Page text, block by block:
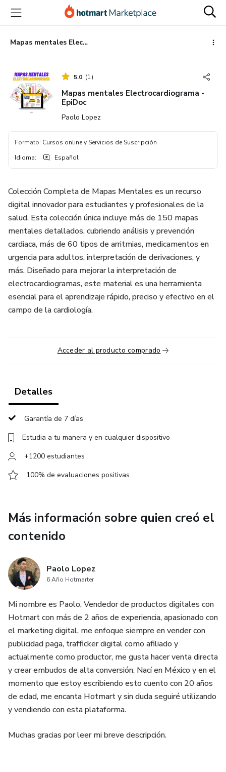
principal
página
de
página
Mapas mentales Electrocardiograma - EpiDoc
5.0 (1)
Mapas mentales Electrocardiograma -
EpiDoc
Paolo Lopez
Formato: Cursos online y Servicios de Suscripción
Idioma: Español
Colección Completa de Mapas Mentales es un recurso
digital innovador para estudiantes y profesionales de la
salud. Esta colección única incluye más de 150 mapas
mentales detallados, cubriendo análisis y prevención
cardiaca, más de 60 tipos de arritmias, medicamentos en
urgencia para adultos, interpretación de derivaciones, y
más. Diseñado para mejorar la interpretación de
electrocardiogramas, este material es una herramienta
esencial para el aprendizaje rápido, preciso y efectivo en el
campo de la cardiología.
Acceder al producto comprado
Detalles
Garantía de 7 días
Estudia a tu manera y en cualquier dispositivo
+1200 estudiantes
100% de evaluaciones positivas
Más información sobre quien creó el
contenido
Paolo Lopez
6 Año Hotmarter
Mi nombre es Paolo, Vendedor de productos digitales con
Hotmart con más de 2 años de experiencia, apasionado con
el marketing digital, me enfoque siempre en vender con
publicidad paga, trafficker digital como afiliado y
actualmente como productor, me gusta hacer venta directa
y crear embudos de alta conversión. Nací en México y en el
momento que estoy escribiendo esto cuento con 20 años
de edad, me encanta Hotmart y sin duda seguiré utilizando
y vendiendo con esta plataforma.
Muchas gracias por leer mi breve descripción.